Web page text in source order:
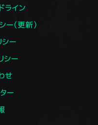
ライン
ー（更新）
シー
シー
せ
ー